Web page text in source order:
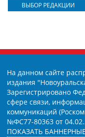
ВЫБОР РЕДАКЦИИ
На данном сайте
издания
Зарегистрировано
сфере связи,
коммуникаций
№ФС77-80363 от
ПОКАЗАТЬ